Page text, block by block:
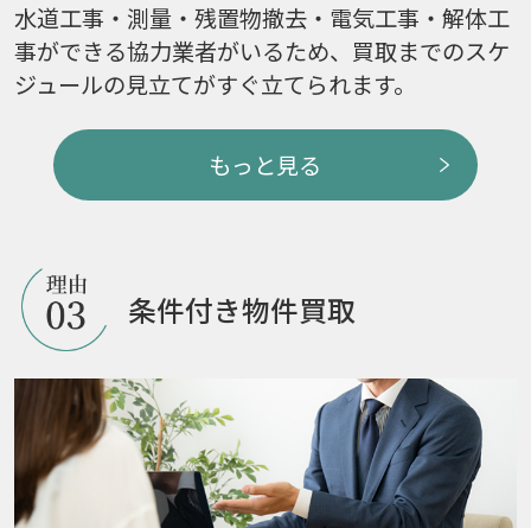
水道工事・測量・残置物撤去・電気工事・解体工
事ができる協力業者がいるため、買取までのスケ
ジュールの見立てがすぐ立てられます。
もっと見る
条件付き物件買取